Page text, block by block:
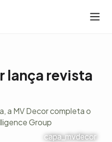
lança revista
a MV Decor completa o
Group
capa_mvdecor